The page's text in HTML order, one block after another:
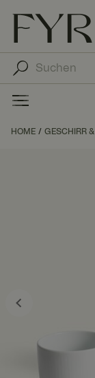
HOME GESCHIRR &